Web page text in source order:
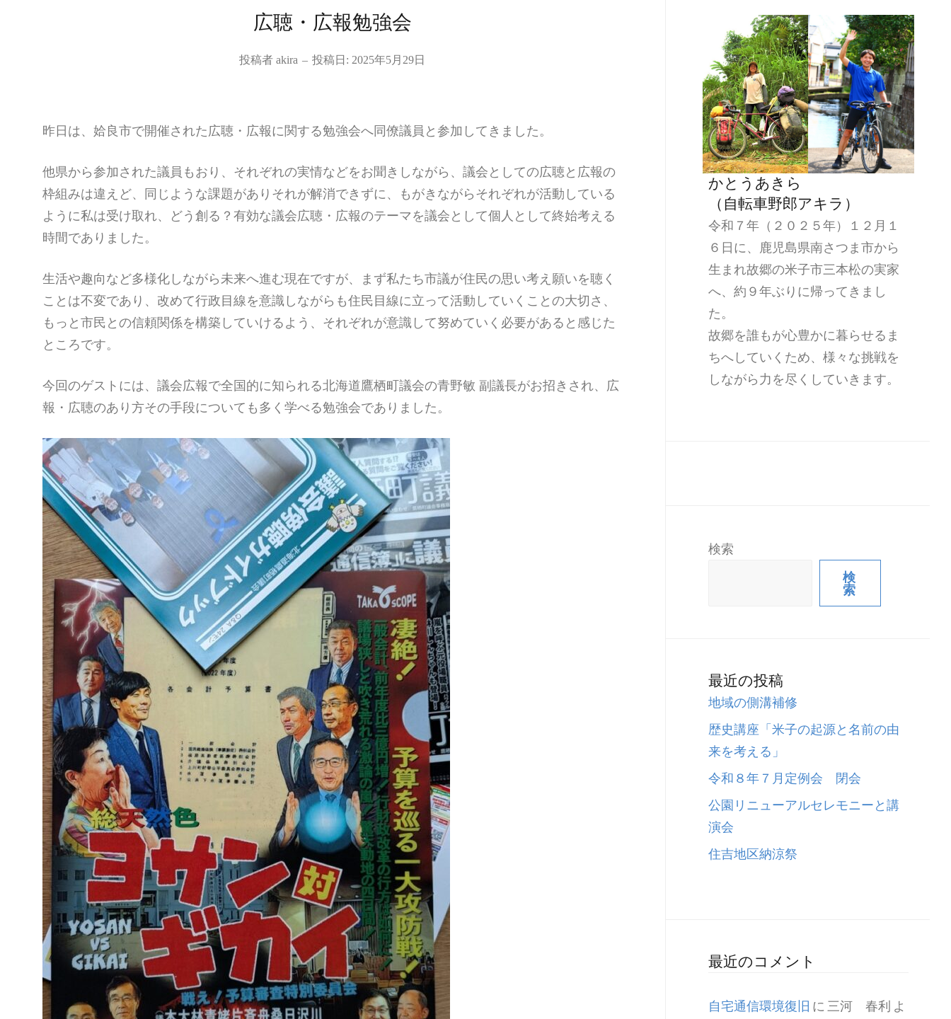
広聴・広報勉強会
投稿者akira – 投稿日: 2025年5月29日
昨日は、姶良市で開催された広聴・広報に関する勉強会へ同僚議員と参加してきました。
他県から参加された議員もおり、それぞれの実情などをお聞きしながら、議会としての広聴と広報の
枠組みは違えど、同じような課題がありそれが解消できずに、もがきながらそれぞれが活動している
ように私は受け取れ、どう創る？有効な議会広聴・広報のテーマを議会として個人として終始考える
時間でありました。
生活や趣向など多様化しながら未来へ進む現在ですが、まず私たち市議が住民の思い考え願いを聴く
ことは不変であり、改めて行政目線を意識しながらも住民目線に立って活動していくことの大切さ、
もっと市民との信頼関係を構築していけるよう、それぞれが意識して努めていく必要があると感じた
ところです。
今回のゲストには、議会広報で全国的に知られる北海道鷹栖町議会の青野敏 副議長がお招きされ、広
報・広聴のあり方その手段についても多く学べる勉強会でありました。
かとうあきら
（自転車野郎アキラ）
令和７年（２０２５年）１２月１
６日に、鹿児島県南さつま市から
生まれ故郷の米子市三本松の実家
へ、約９年ぶりに帰ってきまし
た。
故郷を誰もが心豊かに暮らせるま
ちへしていくため、様々な挑戦を
しながら力を尽くしていきます。
検索
検
索
最近の投稿
地域の側溝補修
歴史講座「米子の起源と名前の由
来を考える」
令和８年７月定例会 閉会
公園リニューアルセレモニーと講
演会
住吉地区納涼祭
最近のコメント
自宅通信環境復旧 に 三河 春利 よ